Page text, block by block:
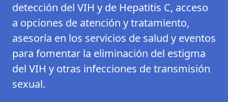
detección del VIH y de Hepatitis C, acceso
a opciones de atención y tratamiento,
asesoría en los servicios de salud y eventos
para fomentar la eliminación del estigma
del VIH y otras infecciones de transmisión
sexual.